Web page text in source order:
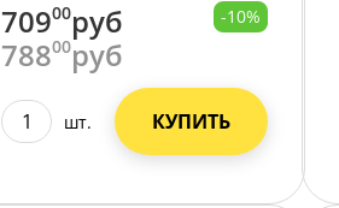
70900руб
78800руб
-10%
шт. КУПИТЬ